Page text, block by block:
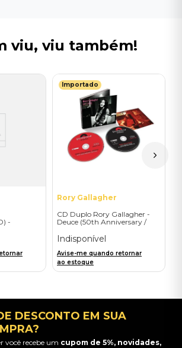
viu, viu também!
-
Importado
Rory Gallagher
CD Duplo Rory Gallagher -
Deuce (50th Anniversary /
Indisponível
Avise-me quando retornar
ao estoque
DESCONTO EM SUA
você recebe um cupom de 5%, novidades,